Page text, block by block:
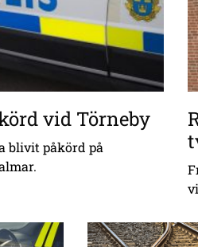
vid Törneby
blivit påkörd på